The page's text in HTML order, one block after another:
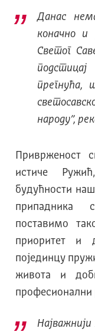
Данас
коначно и
Светог
прегнућа,
народу”,
Приврженост
истиче
будућности
припадника
поставимо
приоритет и
појединцу
живота и
професионални